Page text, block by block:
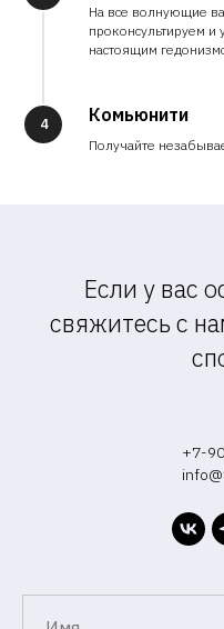
На все волнующие
проконсультируем
настоящим
4 Комьюнити
Получайте
Если у вас
свяжитесь с
+7-